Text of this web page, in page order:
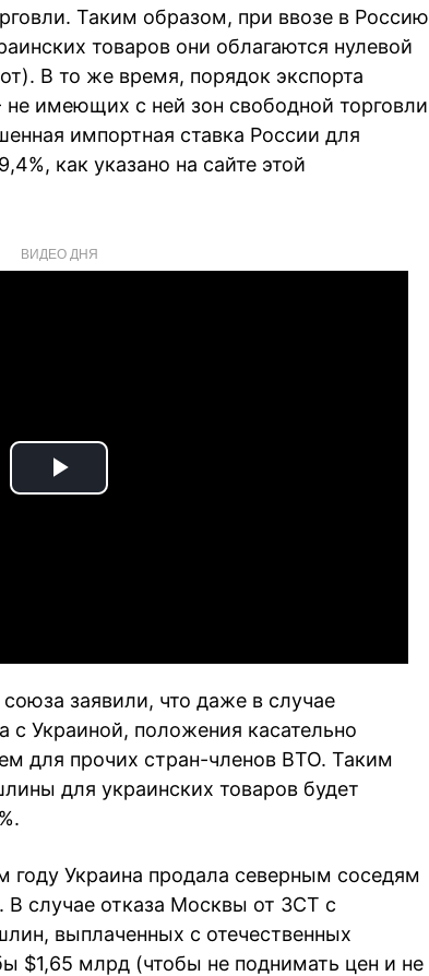
Таким образом, при ввозе в Россию
товаров они облагаются нулевой
В то же время, порядок экспорта
имеющих с ней зон свободной торговли
импортная ставка России для
как указано на сайте этой
ВИДЕО ДНЯ
Play
заявили, что даже в случае
Украиной, положения касательно
для прочих стран-членов ВТО. Таким
для украинских товаров будет
году Украина продала северным соседям
случае отказа Москвы от ЗСТ с
выплаченных с отечественных
$1,65 млрд (чтобы не поднимать цен и не